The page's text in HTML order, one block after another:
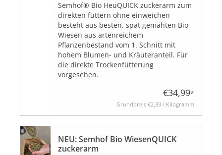
Semhof® Bio HeuQUICK zuckerarm zum
direkten füttern ohne einweichen
besteht aus besten, spät gemähten Bio
Wiesen aus artenreichem
Pflanzenbestand vom 1. Schnitt mit
hohem Blumen- und Kräuteranteil. Für
die direkte Trockenfütterung
vorgesehen.
€34,99*
Grundpreis €2,33 / Kilogramm
NEU: Semhof Bio WiesenQUICK
zuckerarm